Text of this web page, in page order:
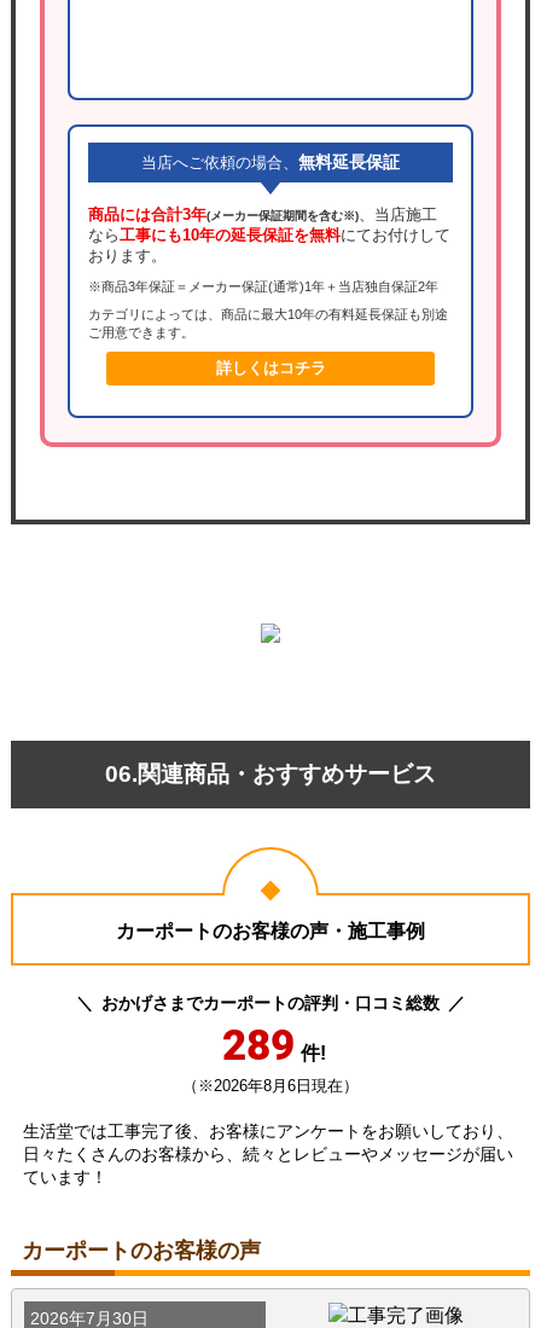
当店へご依頼の場合、 無料延長保証
商品には合計3年(メーカー保証期間を含む※)、当店施工
なら工事にも10年の延長保証を無料にてお付けして
おります。
※商品3年保証＝メーカー保証(通常)1年＋当店独自保証2年
カテゴリによっては、商品に最大10年の有料延長保証も別途
ご用意できます。
詳しくはコチラ
06.関連商品・おすすめサービス
カーポートのお客様の声・施工事例
おかげさまでカーポートの評判・口コミ総数
289 件!
（※2026年8月6日現在）
生活堂では工事完了後、お客様にアンケートをお願いしており、
日々たくさんのお客様から、続々とレビューやメッセージが届い
ています！
カーポートのお客様の声
2026年7月30日